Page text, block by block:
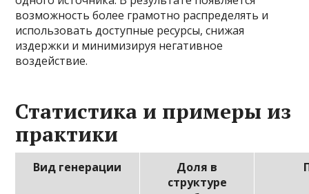
возможность более грамотно распределять и
использовать доступные ресурсы, снижая
издержки и минимизируя негативное
воздействие.
Статистика и примеры из
практики
Вид генерации
Доля в
структуре